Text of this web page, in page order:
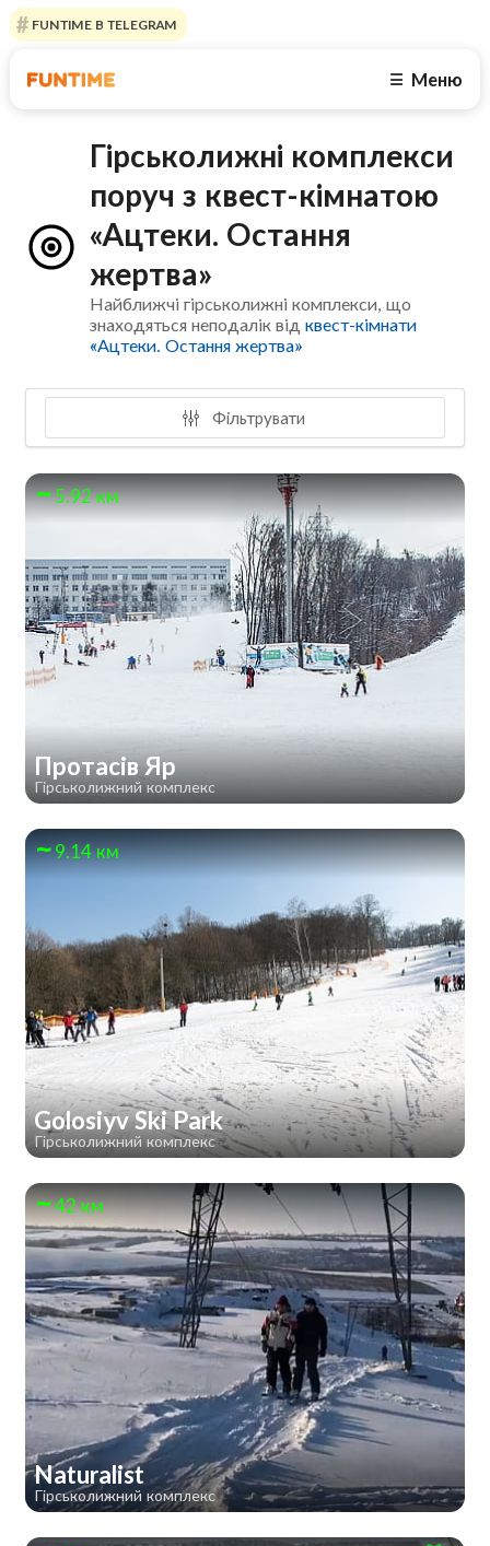
FUNTIME В TELEGRAM
☰ Меню
Гірськолижні комплекси
поруч з квест-кімнатою
«Ацтеки. Остання
жертва»
Найближчі гірськолижні комплекси, що
знаходяться неподалік відквест-кімнати
«Ацтеки. Остання жертва»
Фільтрувати
5.92 км
Протасів Яр
Гірськолижний комплекс
9.14 км
Golosiyv Ski Park
Гірськолижний комплекс
42 км
Naturalist
Гірськолижний комплекс